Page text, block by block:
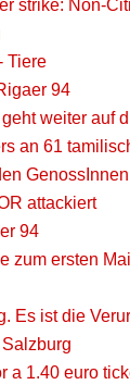
strike: Non-
Tiere
94
weiter auf
an 61
attackiert
94
zum ersten
Es ist die
a 1.40 euro